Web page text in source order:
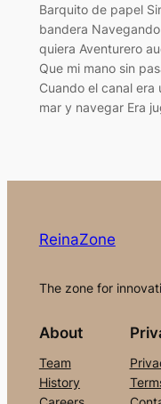
Barquito de papel
bandera
quiera Aventurero
Que mi mano sin
Cuando el canal era
mar y navegar Era
ReinaZone
The zone for
About
Team
History